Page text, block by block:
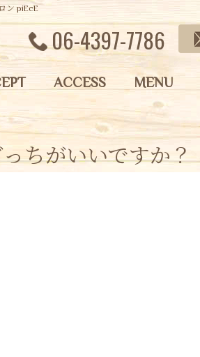
ン piEcE
06-4397-7786
ACCESS MENU
ちがいいですか？